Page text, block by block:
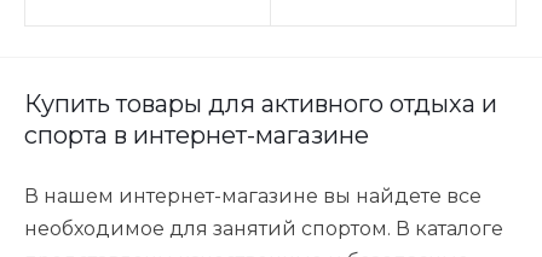
Купить товары для активного отдыха и
спорта в интернет-магазине
В нашем интернет-магазине вы найдете все
необходимое для занятий спортом. В каталоге